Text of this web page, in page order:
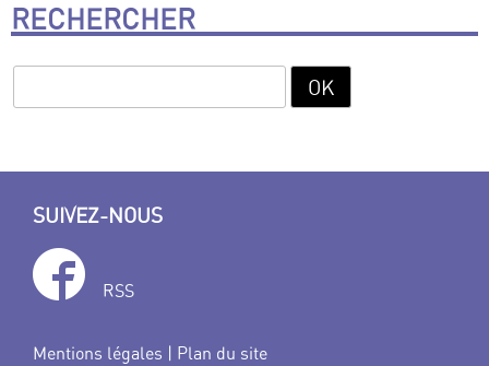
RECHERCHER
SUIVEZ-NOUS
RSS
Mentions légales | Plan du site